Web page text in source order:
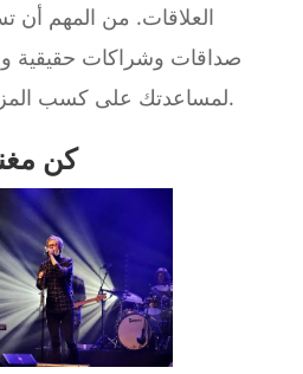
العلاقات. من المهم أن
صداقات وشراكات حقيقية
لمساعدتك على كسب المزيد من العمل الإضافي.
5. كن